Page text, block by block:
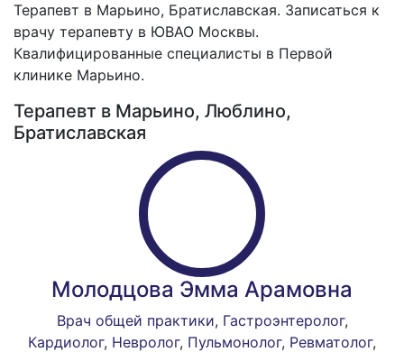
Терапевт в Марьино, Братиславская. Записаться к
врачу терапевту в ЮВАО Москвы.
Квалифицированные специалисты в Первой
клинике Марьино.
Терапевт в Марьино, Люблино,
Братиславская
Молодцова Эмма Арамовна
Врач общей практики, Гастроэнтеролог,
Кардиолог, Невролог, Пульмонолог, Ревматолог,